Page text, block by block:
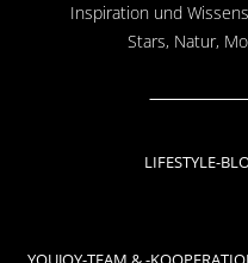
Inspiration und
Stars, Natur,
LIFESTYLE-